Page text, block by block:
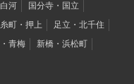
河
国分寺・国立
町・押上
足立・北千住
青梅
新橋・浜松町